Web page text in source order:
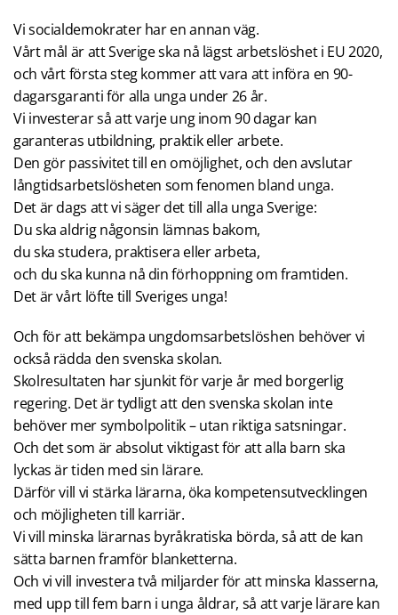
Vi socialdemokrater har en annan väg.
Vårt mål är att Sverige ska nå lägst arbetslöshet i EU 2020,
och vårt första steg kommer att vara att införa en 90-
dagarsgaranti för alla unga under 26 år.
Vi investerar så att varje ung inom 90 dagar kan
garanteras utbildning, praktik eller arbete.
Den gör passivitet till en omöjlighet, och den avslutar
långtidsarbetslösheten som fenomen bland unga.
Det är dags att vi säger det till alla unga Sverige:
Du ska aldrig någonsin lämnas bakom,
du ska studera, praktisera eller arbeta,
och du ska kunna nå din förhoppning om framtiden.
Det är vårt löfte till Sveriges unga!
Och för att bekämpa ungdomsarbetslöshen behöver vi
också rädda den svenska skolan.
Skolresultaten har sjunkit för varje år med borgerlig
regering. Det är tydligt att den svenska skolan inte
behöver mer symbolpolitik – utan riktiga satsningar.
Och det som är absolut viktigast för att alla barn ska
lyckas är tiden med sin lärare.
Därför vill vi stärka lärarna, öka kompetensutvecklingen
och möjligheten till karriär.
Vi vill minska lärarnas byråkratiska börda, så att de kan
sätta barnen framför blanketterna.
Och vi vill investera två miljarder för att minska klasserna,
med upp till fem barn i unga åldrar, så att varje lärare kan